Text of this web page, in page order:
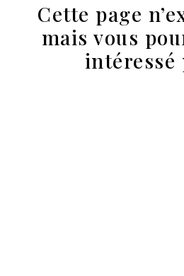
Cette page
mais vous
intéressé